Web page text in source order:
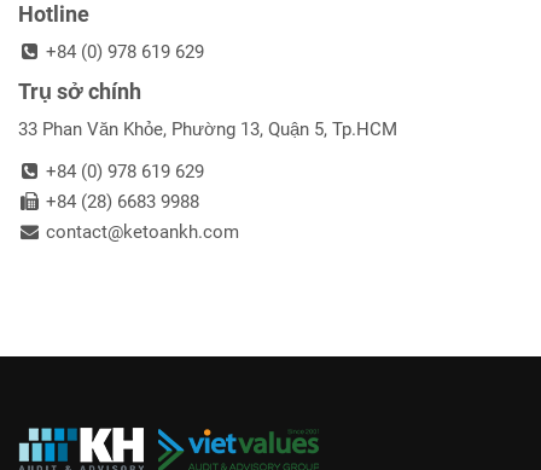
Hotline
+84 (0) 978 619 629
Trụ sở chính
33 Phan Văn Khỏe, Phường 13, Quận 5, Tp.HCM
+84 (0) 978 619 629
+84 (28) 6683 9988
contact@ketoankh.com